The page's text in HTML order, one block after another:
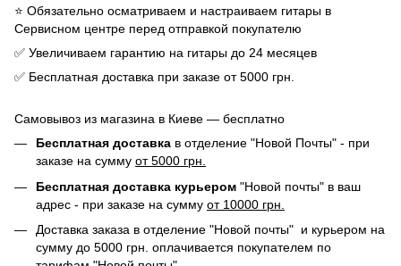
⭐️ Обязательно осматриваем и настраиваем гитары в
Сервисном центре перед отправкой покупателю
✅ Увеличиваем гарантию на гитары до 24 месяцев
✅ Бесплатная доставка при заказе от 5000 грн.
Самовывоз из магазина в Киеве — бесплатно
Бесплатная доставка в отделение "Новой Почты" - при
заказе на сумму от 5000 грн.
Бесплатная доставка курьером "Новой почты" в ваш
адрес - при заказе на сумму от 10000 грн.
Доставка заказа в отделение "Новой почты" и курьером на
сумму до 5000 грн. оплачивается покупателем по